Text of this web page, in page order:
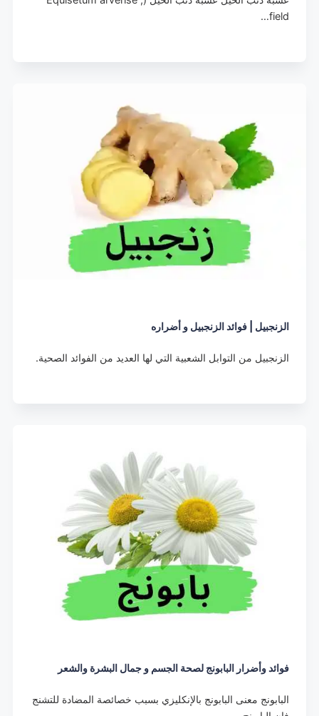
field…
الزنجبيل | فوائد الزنجبيل و أضراره
الزنجبيل من التوابل الشعبية التي لها العديد من الفوائد الصحية.
فوائد وأضرار البابونج لصحة الجسم و جمال البشرة والشعر
البابونج معنى البابونج بالإنكليزي بسبب خصائصة المضادة للتشنج